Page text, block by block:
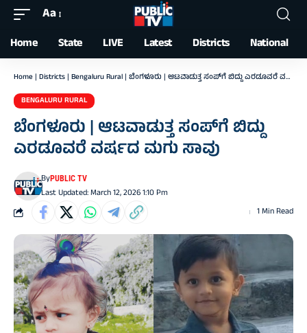
Font
Resizer
Aa
Home State LIVE Latest Districts National
Home | Districts | Bengaluru Rural | ಬೆಂಗಳೂರು | ಆಟವಾಡುತ್ತ ಸಂಪ್‌ಗೆ ಬಿದ್ದು ಎರಡೂವರೆ ವರ್ಷದ ಮಗು ಸಾವು
BENGALURU RURAL
ಬೆಂಗಳೂರು | ಆಟವಾಡುತ್ತ ಸಂಪ್‌ಗೆ ಬಿದ್ದು
ಎರಡೂವರೆ ವರ್ಷದ ಮಗು ಸಾವು
Last Updated: March 12, 2026 1:10 Pm
ByPUBLIC TV
1 Min Read